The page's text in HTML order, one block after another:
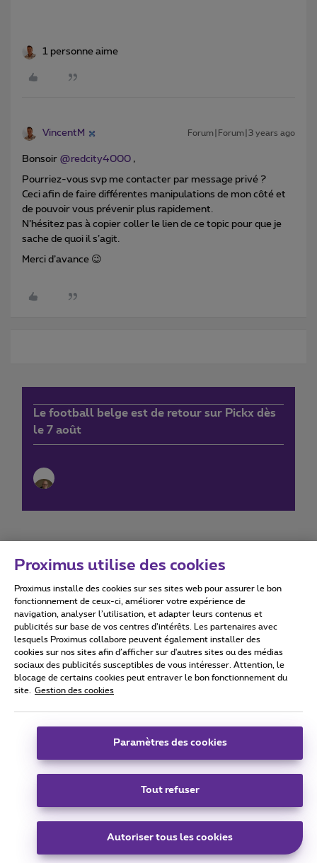
1 personne aime
VincentM Forum|Forum|3 years ago
Bonsoir @redcity4000 ,
Pourriez-vous svp me contacter par message privé ?
Ceci afin de faire différentes manipulations de mon côté et
de pouvoir vous prévenir plus rapidement.
N’hésitez pas à copier coller le lien de ce topic pour que je
sache de quoi il s’agit.
Merci d’avance 😉
Le football belge est de retour sur Pickx dès
le 7 août
Conditions d'utilisation Accessibility statement
Tous droits réservés. © 2026
Conditions générales, info consommateur
Coordonnées de l’entreprise
Boulevard du Roi Albert II 27 - B-1030 Bruxelles.
Carrier & Wholesale Solutions
|Telindus
|Sitemap
Proximus utilise des cookies
Proximus installe des cookies sur ses sites web pour assurer le bon
fonctionnement de ceux-ci, améliorer votre expérience de
navigation, analyser l’utilisation, et adapter leurs contenus et
publicités sur base de vos centres d’intérêts. Les partenaires avec
lesquels Proximus collabore peuvent également installer des
cookies sur nos sites afin d’afficher sur d'autres sites ou des médias
sociaux des publicités susceptibles de vous intéresser. Attention, le
blocage de certains cookies peut entraver le bon fonctionnement du
site.
Gestion des cookies
Paramètres des cookies
Tout refuser
Autoriser tous les cookies